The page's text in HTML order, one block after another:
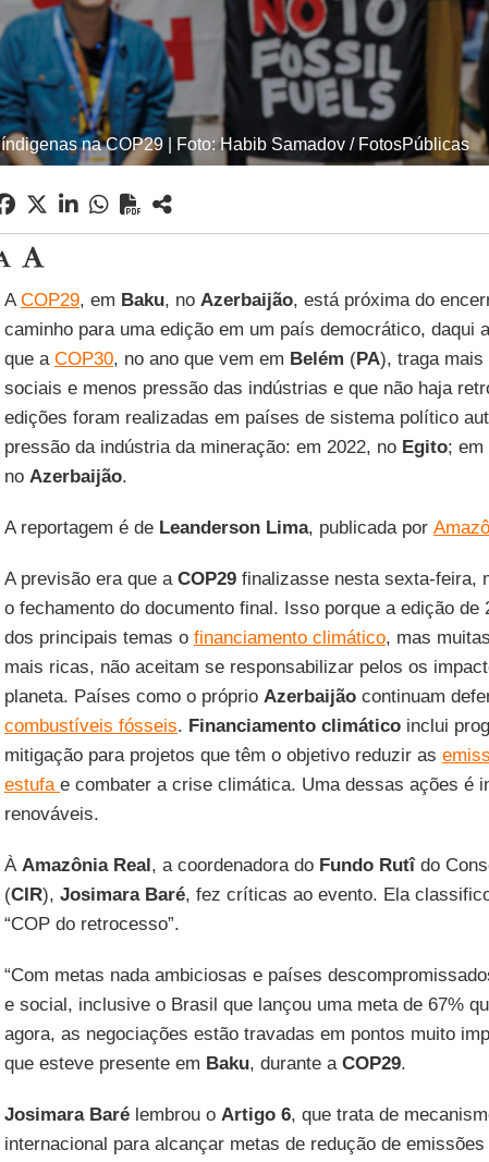
índigenas na COP29 | Foto: Habib Samadov / FotosPúblicas
ACOP29, em Baku, no Azerbaijão, está próxima do
caminho para uma edição em um país democrático, daqui
que a COP30, no ano que vem em Belém (PA), traga mais
sociais e menos pressão das indústrias e que não haja
edições foram realizadas em países de sistema político
pressão da indústria da mineração: em 2022, no Egito; em
no Azerbaijão.
A reportagem é de Leanderson Lima, publicada por
A previsão era que a COP29finalizasse nesta sexta-feira,
o fechamento do documento final. Isso porque a edição de
dos principais temas o financiamento climático, mas
mais ricas, não aceitam se responsabilizar pelos os
planeta. Países como o próprio Azerbaijãocontinuam
combustíveis fósseis. Financiamento climáticoinclui
mitigação para projetos que têm o objetivo reduzir as
estufa e combater a crise climática. Uma dessas ações é
renováveis.
À Amazônia Real, a coordenadora do Fundo Rutîdo
(CIR), Josimara Baré, fez críticas ao evento. Ela
“COP do retrocesso”.
“Com metas nada ambiciosas e países
e social, inclusive o Brasil que lançou uma meta de 67%
agora, as negociações estão travadas em pontos muito
que esteve presente em Baku, durante a COP29.
Josimara Barélembrou o Artigo 6, que trata de
internacional para alcançar metas de redução de